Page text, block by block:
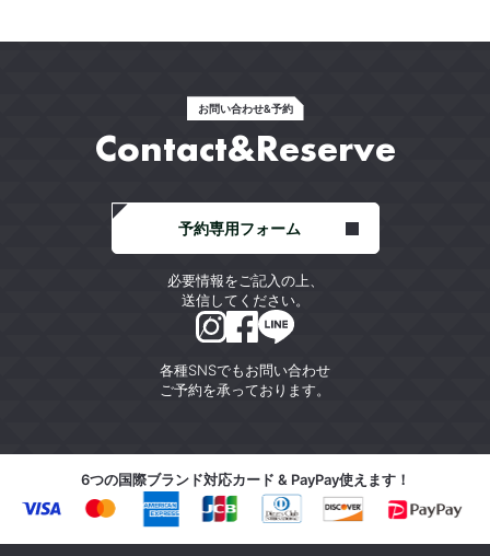
お問い合わせ&予約
Contact&Reserve
各種SNSでもお問い合わせ
ご予約を承っております。
予約専用フォーム
必要情報をご記入の上、
送信してください。
6つの国際ブランド対応カード & PayPay使えます！